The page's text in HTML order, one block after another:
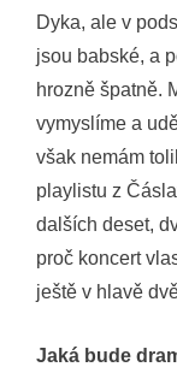
Dyka, ale v
jsou babské, a
hrozně špatně.
vymyslíme a
však nemám
playlistu z
dalších deset,
proč koncert
ještě v hlavě
Jaká bude